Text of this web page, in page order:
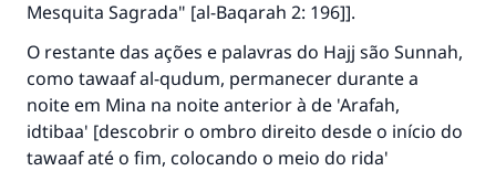
Mesquita Sagrada" [al-Baqarah 2: 196]].
O restante das ações e palavras do Hajj são Sunnah,
como tawaaf al-qudum, permanecer durante a
noite em Mina na noite anterior à de 'Arafah,
idtibaa' [descobrir o ombro direito desde o início do
tawaaf até o fim, colocando o meio do rida'